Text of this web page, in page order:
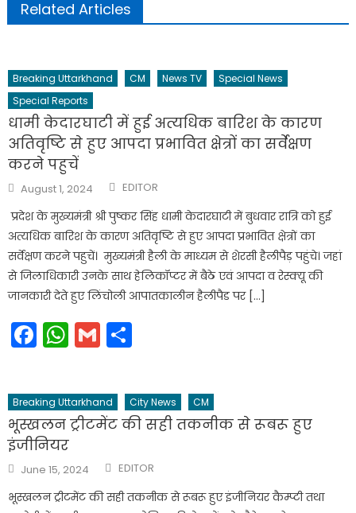
Related Articles
Breaking Uttarkhand CM News TV
Special News
Special Reports
धामी केदारघाटी में हुई अत्यधिक बारिश के कारण
अतिवृष्टि से हुए आपदा प्रभावित क्षेत्रों का सर्वेक्षण
करने पहुचें
Posted
on
August 1, 2024 Author
EDITOR
प्रदेश के मुख्यमंत्री श्री पुष्कर सिंह धामी केदारघाटी में बुधवार रात्रि को हुई
अत्यधिक बारिश के कारण अतिवृष्टि से हुए आपदा प्रभावित क्षेत्रों का
सर्वेक्षण करने पहुचें। मुख्यमंत्री हैली के माध्यम से शेरसी हैलीपैड़ पहुंचे। जहां
से जिलाधिकारी उनके साथ हेलिकॉप्टर में बैठे एवं आपदा व रेस्क्यू की
जानकारी देते हुए लिंचोली आपातकालीन हैलीपैड पर […]
Facebook
WhatsApp
Gmail
Breaking Uttarkhand City News CM
भूस्खलन ट्रीटमेंट की सही तकनीक से रूबरू हुए
इंजीनियर
Posted
on
June 15, 2024 Author
EDITOR
भूस्खलन ट्रीटमेंट की सही तकनीक से रूबरू हुए इंजीनियर कैम्प्टी तथा